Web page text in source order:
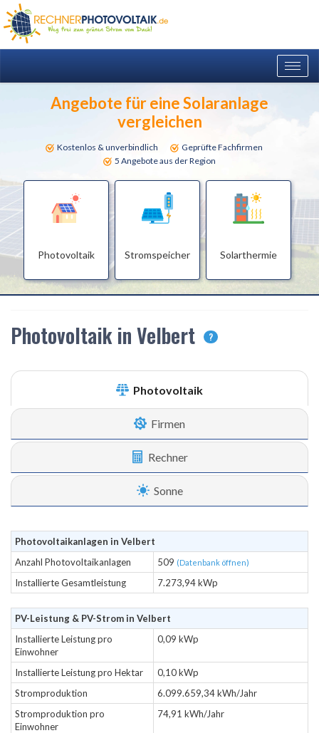
Angebote für eine Solaranlage
vergleichen
Kostenlos & unverbindlich
Geprüfte Fachfirmen
5 Angebote aus der Region
Photovoltaik Stromspeicher Solarthermie
Photovoltaik in Velbert ?
Photovoltaik
Firmen
Rechner
Sonne
Photovoltaikanlagen in Velbert
Anzahl Photovoltaikanlagen
509 (Datenbank öffnen)
Installierte Gesamtleistung 7.273,94 kWp
PV-Leistung & PV-Strom in Velbert
Installierte Leistung pro
Einwohner
0,09 kWp
Installierte Leistung pro Hektar
0,10 kWp
Stromproduktion
6.099.659,34 kWh/Jahr
Stromproduktion pro
Einwohner
74,91 kWh/Jahr